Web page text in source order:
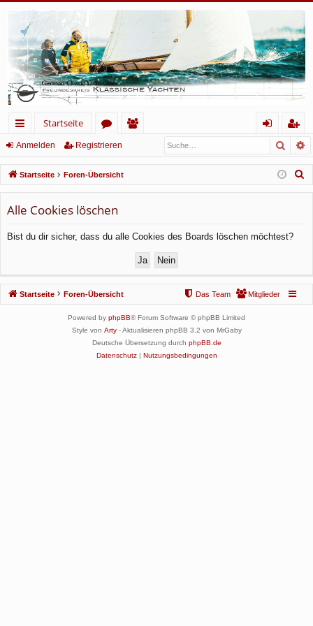
ch
ne
llz
ug
rif
Startseite
or
en
lie
de
m
el
n
eg
ist
rie
n
Anmelden Registrieren
Startseite Foren-Übersicht
Alle Cookies löschen
Bist du dir sicher, dass du alle Cookies des Boards löschen möchtest?
Startseite Foren-Übersicht Mitglieder
Das Team
Powered by phpBB® Forum Software © phpBB Limited
Style von Arty- Aktualisieren phpBB 3.2 von MrGaby
Deutsche Übersetzung durch phpBB.de
Datenschutz| Nutzungsbedingungen